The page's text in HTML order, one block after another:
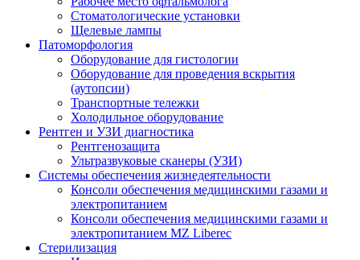
Стоматологические установки
Щелевые лампы
Патоморфология
Оборудование для гистологии
Оборудование для проведения вскрытия
(аутопсии)
Транспортные тележки
Холодильное оборудование
Рентген и УЗИ диагностика
Рентгенозащита
Ультразвуковые сканеры (УЗИ)
Системы обеспечения жизнедеятельности
Консоли обеспечения медицинскими газами и
электропитанием
Консоли обеспечения медицинскими газами и
электропитанием MZ Liberec
Стерилизация